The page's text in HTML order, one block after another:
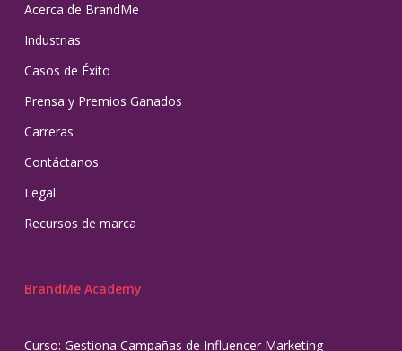
Acerca de BrandMe
Industrias
Casos de Éxito
Prensa y Premios Ganados
Carreras
Contáctanos
Legal
Recursos de marca
BrandMe Academy
Curso: Gestiona Campañas de Influencer Marketing